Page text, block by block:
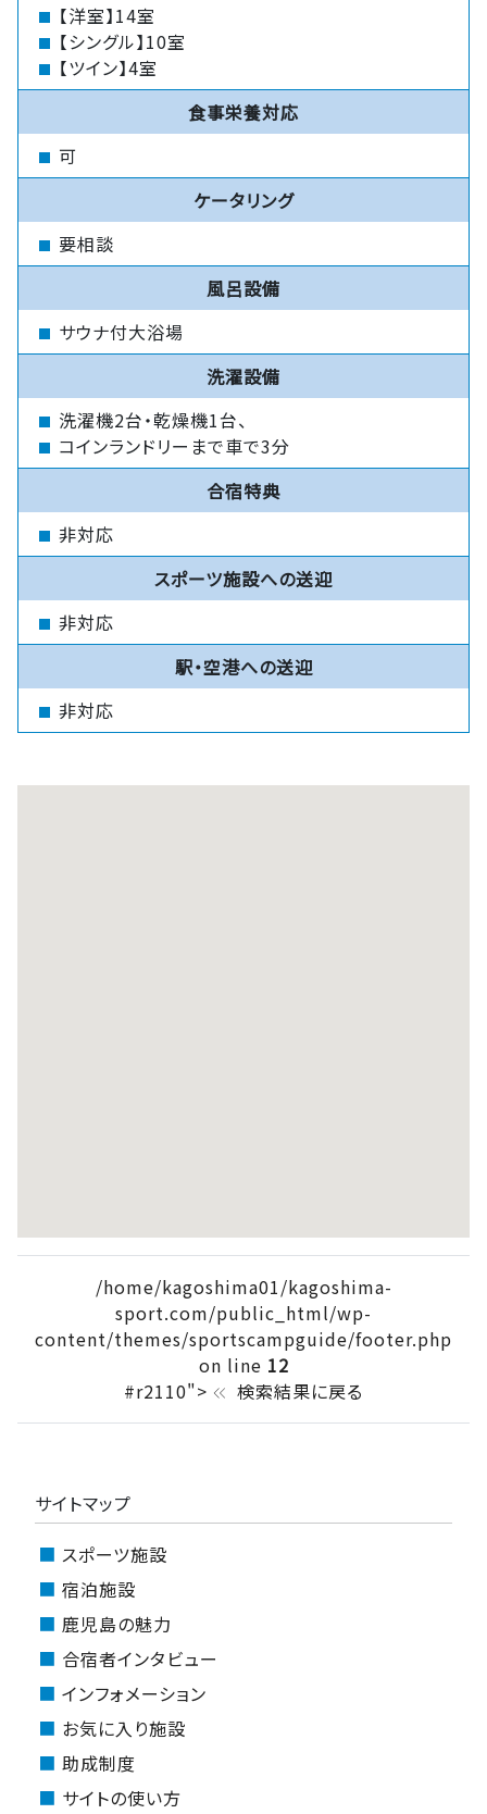
【洋室】14室
【シングル】10室
【ツイン】4室
食事栄養対応
可
ケータリング
要相談
風呂設備
サウナ付大浴場
洗濯設備
洗濯機2台・乾燥機1台、
コインランドリーまで車で3分
合宿特典
非対応
スポーツ施設への送迎
非対応
駅・空港への送迎
非対応
/home/kagoshima01/kagoshima-
sport.com/public_html/wp-
content/themes/sportscampguide/footer.php
on line 12
#r2110"> keyboard_double_arrow_left 検索結果に戻る
サイトマップ
スポーツ施設
宿泊施設
鹿児島の魅力
合宿者インタビュー
インフォメーション
お気に入り施設
助成制度
サイトの使い方